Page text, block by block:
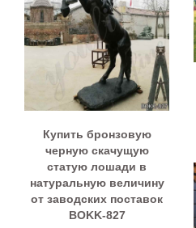
Купить бронзовую
черную скачущую
статую лошади в
натуральную величину
от заводских поставок
BOKK-827